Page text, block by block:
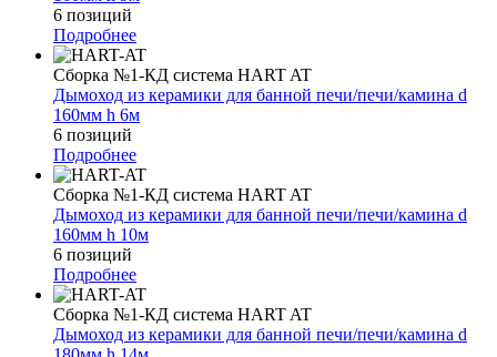
6 позиций
Подробнее
Сборка №1-КД система HART AT
Дымоход из керамики для банной печи/печи/камина d
160мм h 6м
6 позиций
Подробнее
Сборка №1-КД система HART AT
Дымоход из керамики для банной печи/печи/камина d
160мм h 10м
6 позиций
Подробнее
Сборка №1-КД система HART AT
Дымоход из керамики для банной печи/печи/камина d